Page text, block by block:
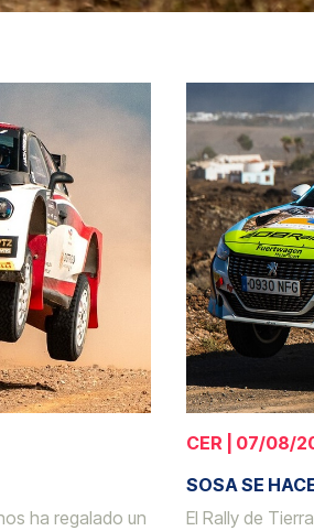
ha regalado un
CER | 07/08/
SOSA SE
El Rally de